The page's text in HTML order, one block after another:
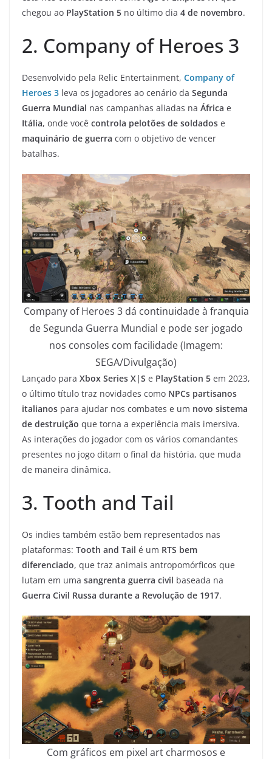
chegou ao PlayStation 5 no último dia 4 de novembro.
2. Company of Heroes 3
Desenvolvido pela Relic Entertainment, Company of
Heroes 3 leva os jogadores ao cenário da Segunda
Guerra Mundial nas campanhas aliadas na África e
Itália, onde você controla pelotões de soldados e
maquinário de guerra com o objetivo de vencer
batalhas.
Company of Heroes 3 dá continuidade à franquia
de Segunda Guerra Mundial e pode ser jogado
nos consoles com facilidade (Imagem:
SEGA/Divulgação)
Lançado para Xbox Series X|S e PlayStation 5 em 2023,
o último título traz novidades como NPCs partisanos
italianos para ajudar nos combates e um novo sistema
de destruição que torna a experiência mais imersiva.
As interações do jogador com os vários comandantes
presentes no jogo ditam o final da história, que muda
de maneira dinâmica.
3. Tooth and Tail
Os indies também estão bem representados nas
plataformas: Tooth and Tail é um RTS bem
diferenciado, que traz animais antropomórficos que
lutam em uma sangrenta guerra civil baseada na
Guerra Civil Russa durante a Revolução de 1917.
Com gráficos em pixel art charmosos e